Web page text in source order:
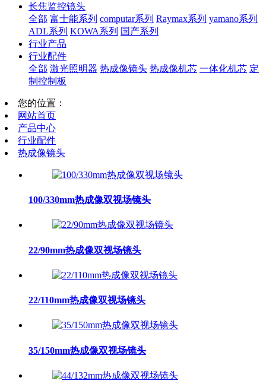
长焦监控镜头
全部 富士能系列 computar系列 Raymax系列 yamano系列
ADL系列 KOWA系列 国产系列
行业产品
行业配件
全部 激光照明器 热成像镜头 热成像机芯 一体化机芯 定
制控制板
您的位置：
网站首页
产品中心
行业配件
热成像镜头
100/330mm热成像双视场镜头
22/90mm热成像双视场镜头
22/110mm热成像双视场镜头
35/150mm热成像双视场镜头